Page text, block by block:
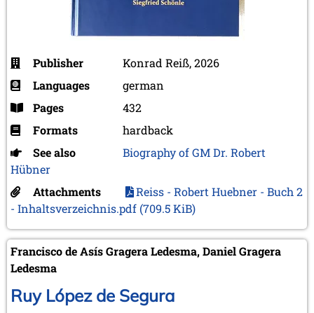
Publisher
Konrad Reiß, 2026
Languages
german
Pages
432
Formats
hardback
See also
Biography of GM Dr. Robert
Hübner
Attachments
Reiss - Robert Huebner - Buch 2
- Inhaltsverzeichnis.pdf (709.5 KiB)
Francisco de Asís Gragera Ledesma, Daniel Gragera
Ledesma
Ruy López de Segura